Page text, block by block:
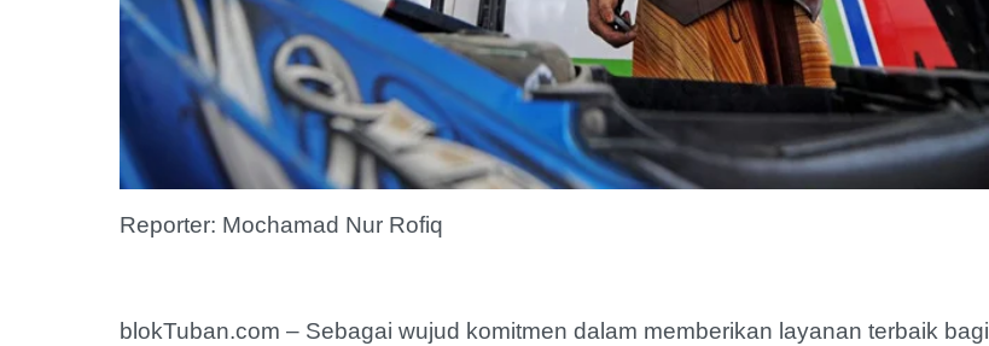
Reporter: Mochamad Nur Rofiq
‎blokTuban.com – Sebagai wujud komitmen dalam memberikan layanan terbaik bagi